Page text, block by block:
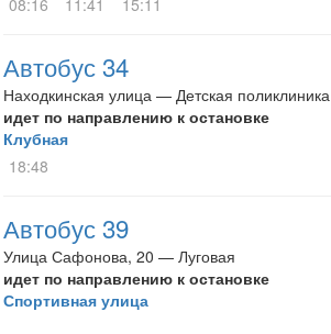
08:16
11:41 15:11
Автобус 34
Находкинская улица — Детская поликлиника
идет по направлению к остановке
Клубная
18:48
Автобус 39
Улица Сафонова, 20 — Луговая
идет по направлению к остановке
Спортивная улица